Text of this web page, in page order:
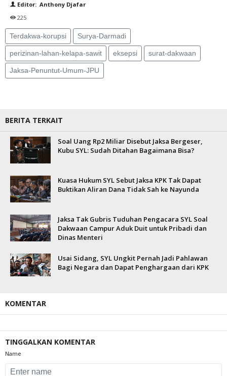
Editor: Anthony Djafar
225
Terdakwa-korupsi Surya-Darmadi
perizinan-lahan-kelapa-sawit eksepsi surat-dakwaan
Jaksa-Penuntut-Umum-JPU
BERITA TERKAIT
Soal Uang Rp2 Miliar Disebut Jaksa Bergeser,
Kubu SYL: Sudah Ditahan Bagaimana Bisa?
Kuasa Hukum SYL Sebut Jaksa KPK Tak Dapat
Buktikan Aliran Dana Tidak Sah ke Nayunda
Jaksa Tak Gubris Tuduhan Pengacara SYL Soal
Dakwaan Campur Aduk Duit untuk Pribadi dan
Dinas Menteri
Usai Sidang, SYL Ungkit Pernah Jadi Pahlawan
Bagi Negara dan Dapat Penghargaan dari KPK
KOMENTAR
TINGGALKAN KOMENTAR
Name